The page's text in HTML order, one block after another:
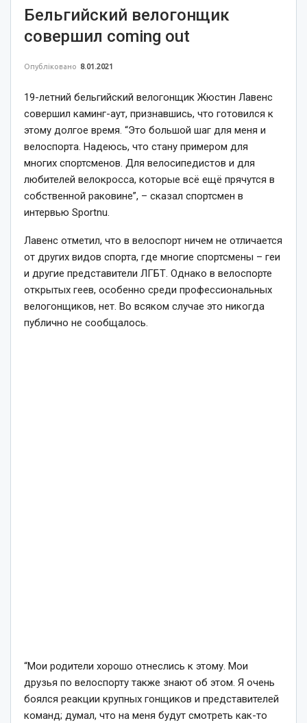
Бельгийский велогонщик
совершил coming out
Опубліковано 8.01.2021
19-летний бельгийский велогонщик Жюстин Лавенс
совершил каминг-аут, признавшись, что готовился к
этому долгое время. “Это большой шаг для меня и
велоспорта. Надеюсь, что стану примером для
многих спортсменов. Для велосипедистов и для
любителей велокросса, которые всё ещё прячутся в
собственной раковине”, – сказал спортсмен в
интервью Sportnu.
Лавенс отметил, что в велоспорт ничем не отличается
от других видов спорта, где многие спортсмены – геи
и другие представители ЛГБТ. Однако в велоспорте
открытых геев, особенно среди профессиональных
велогонщиков, нет. Во всяком случае это никогда
публично не сообщалось.
“Мои родители хорошо отнеслись к этому. Мои
друзья по велоспорту также знают об этом. Я очень
боялся реакции крупных гонщиков и представителей
команд; думал, что на меня будут смотреть как-то